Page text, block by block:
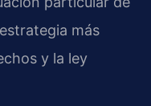
más
y la ley